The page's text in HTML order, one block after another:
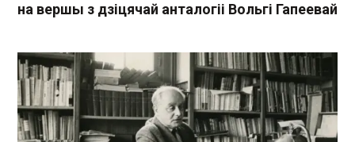
на вершы з дзіцячай анталогіі Вольгі Гапеевай